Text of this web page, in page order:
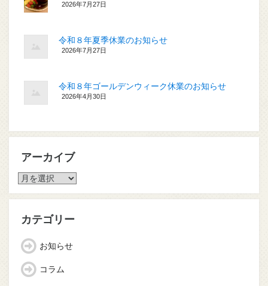
2026年7月27日
令和８年夏季休業のお知らせ
2026年7月27日
令和８年ゴールデンウィーク休業のお知らせ
2026年4月30日
アーカイブ
ア
カ
ブ
カテゴリー
お知らせ
コラム